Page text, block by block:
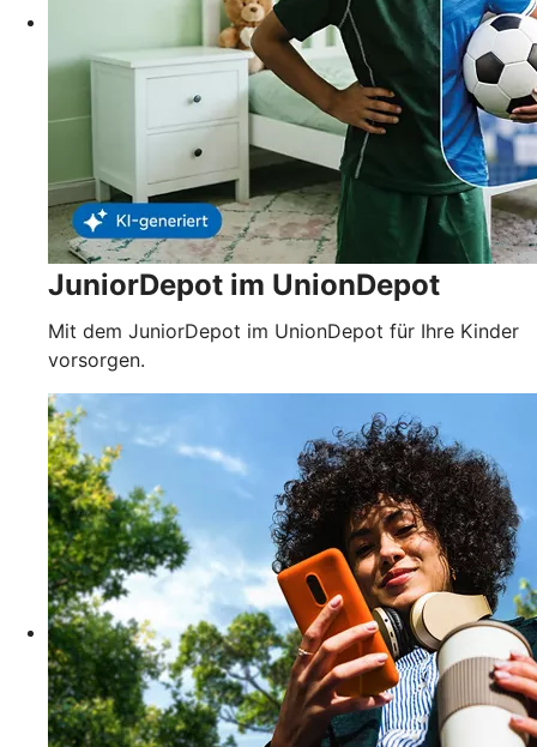
JuniorDepot im UnionDepot
Mit dem JuniorDepot im UnionDepot für Ihre Kinder
vorsorgen.